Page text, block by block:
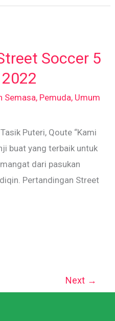
Soccer 5
Semasa, Pemuda, Umum
Puteri, Qoute “Kami
buat yang terbaik untuk
dari pasukan
Pertandingan Street
Next →